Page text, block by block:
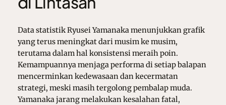
Data statistik Ryusei Yamanaka menunjukkan grafik
yang terus meningkat dari musim ke musim,
terutama dalam hal konsistensi meraih poin.
Kemampuannya menjaga performa di setiap balapan
mencerminkan kedewasaan dan kecermatan
strategi, meski masih tergolong pembalap muda.
Yamanaka jarang melakukan kesalahan fatal,